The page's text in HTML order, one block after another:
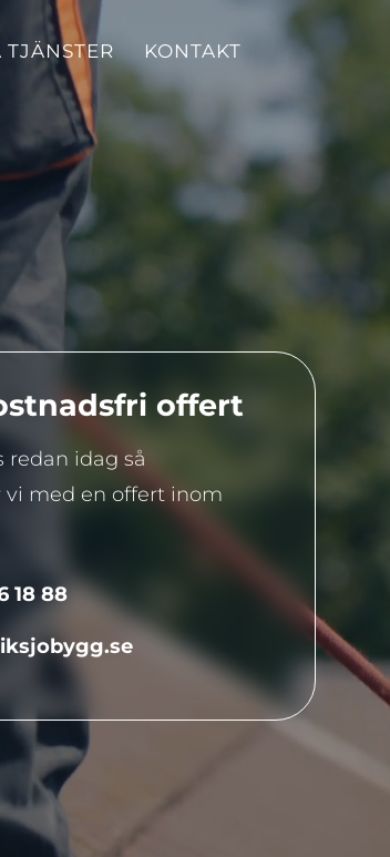
TJÄNSTER KONTAKT
offert
redan idag så
med en offert inom
18 88